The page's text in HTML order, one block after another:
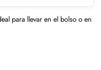
para llevar en el bolso o en